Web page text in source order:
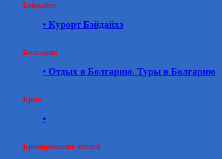
Бейдайхе
• Курорт Бэйдайхэ
Болгария
• Отдых в Болгарию. Туры в Болгарию
Брно
•
Бронирование отелей